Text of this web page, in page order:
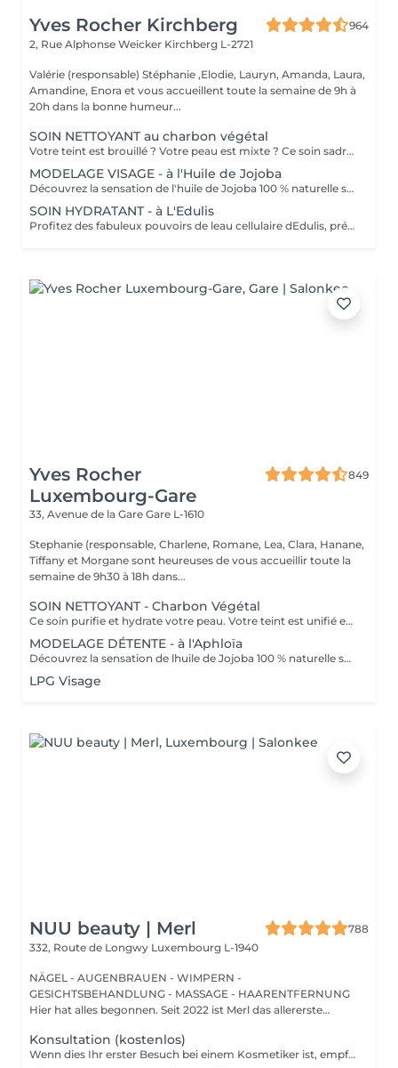
Yves Rocher Kirchberg
964
2, Rue Alphonse Weicker Kirchberg L-2721
Valérie (responsable) Stéphanie ,Elodie, Lauryn, Amanda, Laura,
Amandine, Enora et vous accueillent toute la semaine de 9h à
20h dans la bonne humeur...
SOIN NETTOYANT au charbon végétal
Votre teint est brouillé ? Votre peau est mixte ? Ce soin sadresse à vous. Votre peau est nettoyée par une exfoliation douce, sous vapeur, complétée par une extraction des comédons. Pour finir, lapplication dun masque purifie la zone médiane (front, nez, menton), et hydrate le reste de votre visage. Detoxifié et hydraté, votre visage retrouve un teint unifié et lumineux. Bénéfices : Detoxifié et hydraté, votre visage retrouve un teint unifié et lumineux.
MODELAGE VISAGE - à l'Huile de Jojoba
Découvrez la sensation de l'huile de Jojoba 100 % naturelle sur votre peau. Nourrie, votre peau retrouve tout son confort. Libéré de ses tensions grâce aux mains habiles de notre esthéticienne, votre visage est détendu. Bénéfices : Nourrie, votre peau retrouve tout son confort.
SOIN HYDRATANT - à L'Edulis
Profitez des fabuleux pouvoirs de leau cellulaire dEdulis, précieuse source dhydratation continue. Après la brumisation du Sérum concentré en eau cellulaire, le Masque Crème ressourçant se transforme en une texture soyeuse qui fond sur votre peau sous le délicat modelage de notre esthéticienne. Bénéfices : Gorgée deau, votre peau retrouve douceur, souplesse et éclat. Retrouvez le confort dune peau hydratée en continu.
Yves Rocher
Luxembourg-Gare
849
33, Avenue de la Gare Gare L-1610
Stephanie (responsable, Charlene, Romane, Lea, Clara, Hanane,
Tiffany et Morgane sont heureuses de vous accueillir toute la
semaine de 9h30 à 18h dans...
SOIN NETTOYANT - Charbon Végétal
Ce soin purifie et hydrate votre peau. Votre teint est unifié et lumineux, grâce à l' alliance du Charbon Végétal et de l'édulis
MODELAGE DÉTENTE - à l'Aphloïa
Découvrez la sensation de lhuile de Jojoba 100 % naturelle sur votre peau. Nourrie, votre peau retrouve tout son confort. Libéré de ses tensions grâce aux mains habiles de notre esthéticienne, votre visage est détendu. Bénéfices : Nourrie, votre peau retrouve tout son confort.
LPG Visage
NUU beauty | Merl
788
332, Route de Longwy Luxembourg L-1940
NÄGEL - AUGENBRAUEN - WIMPERN -
GESICHTSBEHANDLUNG - MASSAGE - HAARENTFERNUNG
Hier hat alles begonnen. Seit 2022 ist Merl das allererste
Konsultation (kostenlos)
Wenn dies Ihr erster Besuch bei einem Kosmetiker ist, empfehlen wir, mit einer Beratung zu beginnen. Wie wird die Beratung durchgeführt? - nur Beratung - Wir bestimmen Ihren Hauttyp, besprechen Ihre gewünschten Ergebnisse, helfen Ihnen bei der Auswahl der richtigen Hautpflegeprodukte und entscheiden, welche Behandlung Ihre spezifischen Anliegen am besten anspricht. - Beratung + erste Behandlung - Wir bestimmen Ihren Hauttyp, besprechen Ihre gewünschten Ergebnisse, helfen Ihnen bei der Auswahl der richtigen Hautpflegeprodukte und entscheiden, welche Behandlung Ihre spezifischen Anliegen am besten anspricht. Wir führen die erste Behandlung direkt nach der Beratung durch.